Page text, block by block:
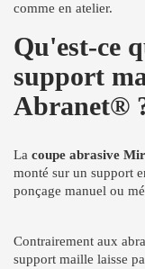
comme en atelier.
Qu'est-ce
support
Abranet®
La coupe abrasive
monté sur un support
ponçage manuel ou
Contrairement aux
support maille laisse